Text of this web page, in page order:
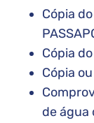
Cópia
Cópia
Cópia
de água